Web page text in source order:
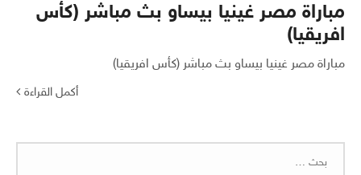
مباراة مصر غينيا بيساو بث مباشر (كأس
افريقيا)
مباراة مصر غينيا بيساو بث مباشر (كأس افريقيا)
أكمل القراءة